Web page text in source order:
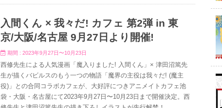
入間くん × 我々だ! カフェ 第2弾 in 東
京/大阪/名古屋 9月27日より開催!
期間 : 2023年9月27日〜10月23日
西修先生による人気漫画「魔入りました! 入間くん」× 津田沼篤先
生が描くバビルスのもう一つの物語「魔界の主役は我々だ! (魔主
役)」との合同コラボカフェが、大好評につきアニメイトカフェ池
袋・大阪・名古屋にて2023年9月27日〜10月23日まで開催決定。西